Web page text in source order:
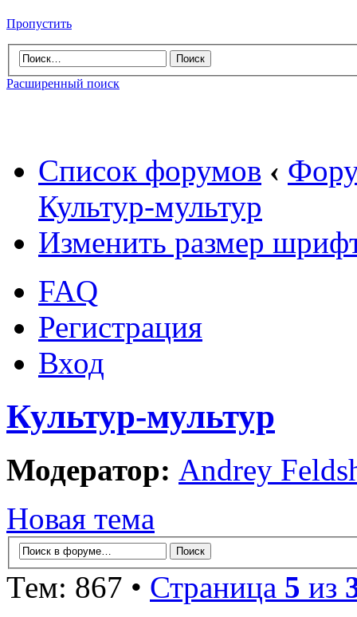
Пропустить
Расширенный поиск
Список форумов ‹
Культур-мультур
Изменить размер
FAQ
Регистрация
Вход
Культур-мультур
Модератор: Andrey
Новая тема
Тем: 867 • Страница 5 из